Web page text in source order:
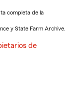
completa de la
y State Farm Archive.
de